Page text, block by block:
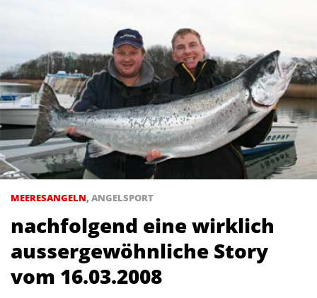
MEERESANGELN, ANGELSPORT
nachfolgend eine wirklich
aussergewöhnliche Story
vom 16.03.2008